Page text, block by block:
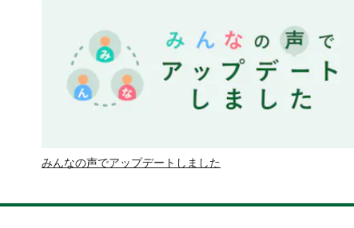
みんなの声でアップデートしました